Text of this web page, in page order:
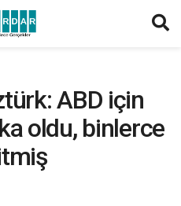
ABD için
oldu, binlerce